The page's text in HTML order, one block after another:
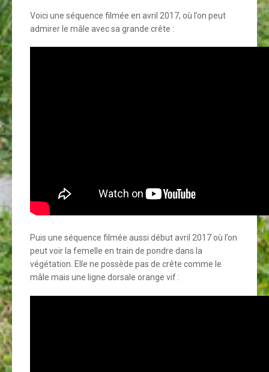
Voici une séquence filmée en avril 2017, où l’on peut
admirer le mâle avec sa grande crête :
Puis une séquence filmée aussi début avril 2017 où l’on
peut voir la femelle en train de pondre dans la
végétation. Elle ne possède pas de crête comme le
mâle mais une ligne dorsale orange vif :